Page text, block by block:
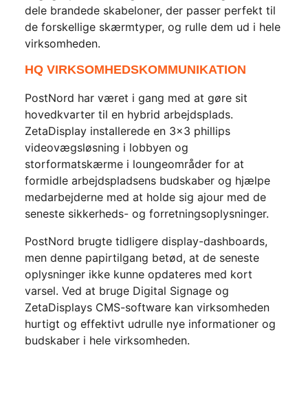
dele brandede skabeloner, der passer perfekt til
de forskellige skærmtyper, og rulle dem ud i hele
virksomheden.
HQ VIRKSOMHEDSKOMMUNIKATION
PostNord har været i gang med at gøre sit
hovedkvarter til en hybrid arbejdsplads.
ZetaDisplay installerede en 3×3 phillips
videovægsløsning i lobbyen og
storformatskærme i loungeområder for at
formidle arbejdspladsens budskaber og hjælpe
medarbejderne med at holde sig ajour med de
seneste sikkerheds- og forretningsoplysninger.
PostNord brugte tidligere display-dashboards,
men denne papirtilgang betød, at de seneste
oplysninger ikke kunne opdateres med kort
varsel. Ved at bruge Digital Signage og
ZetaDisplays CMS-software kan virksomheden
hurtigt og effektivt udrulle nye informationer og
budskaber i hele virksomheden.